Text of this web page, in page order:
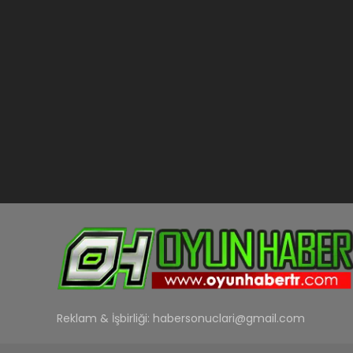
Reklam & İşbirliği: habersonuclari@gmail.com